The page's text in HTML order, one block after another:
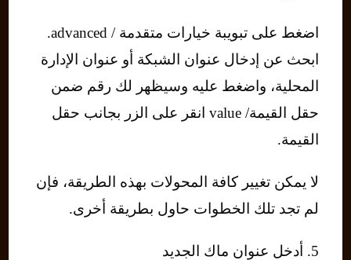
اضغط على تبويبة خيارات متقدمة / advanced.
ابحث عن إدخال عنوان الشبكة أو عنوان الإدارة
المحلية، واضغط عليه وسيظهر لك رقم ضمن
حقل القيمة/ value انقر على الزر بجانب حقل
القيمة.
لا يمكن تغيير كافة المحولات بهذه الطريقة، فإن
لم تجد تلك الخطوات حاول بطريقة أخرى.
5. أدخل عنوان ماك الجديد